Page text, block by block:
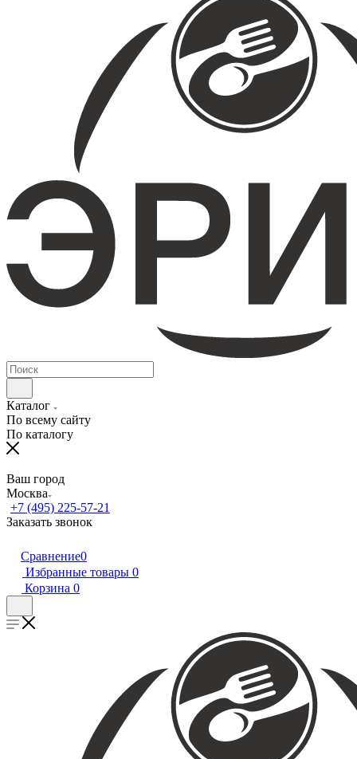
Каталог
По всему сайту
По каталогу
Ваш город
Москва
+7 (495) 225-57-21
Заказать звонок
Сравнение0
Избранные товары 0
Корзина 0